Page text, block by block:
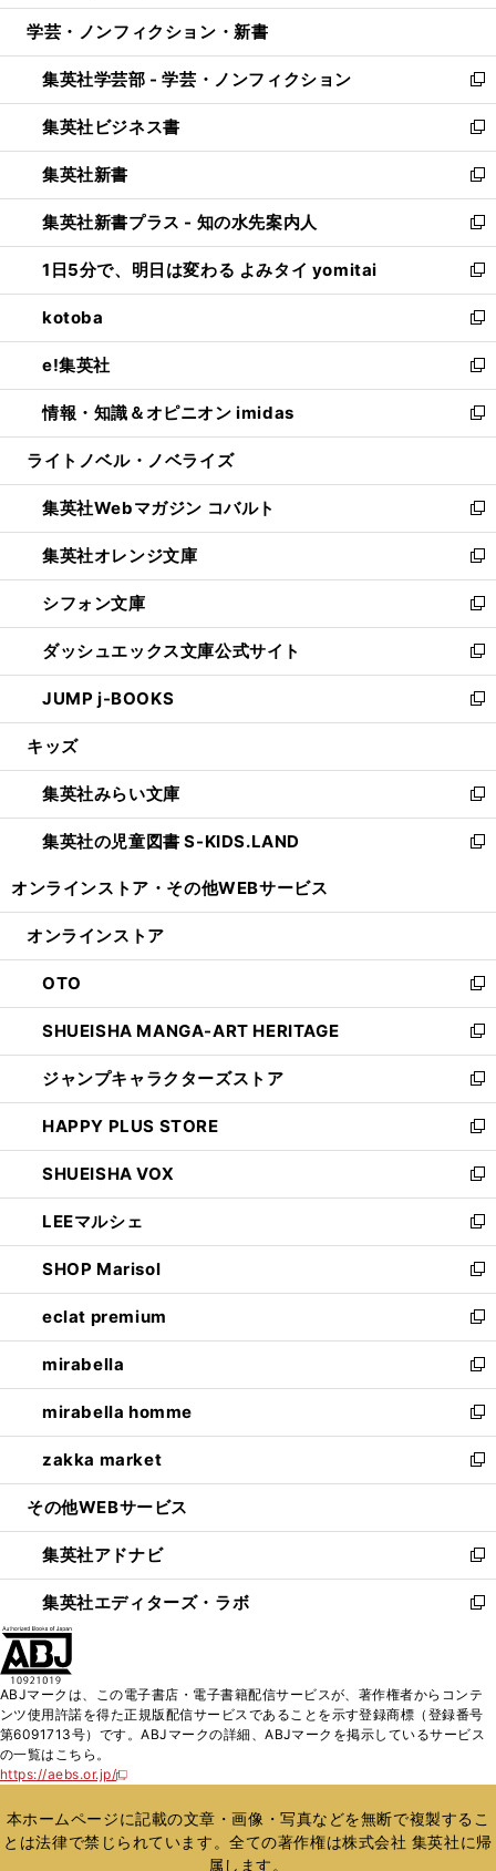
開
ウ
開
く
ン
ウ
で
開
く
ウ
ン
ド
ウ
で
開
く
し
ウ
ィ
ン
ド
ウ
で
開
く
学芸・ノンフィクション・新書
集英社学芸部 - 学芸・ノンフィクション
新
し
い
ウ
ィ
ン
ド
ウ
で
開
く
集英社ビジネス書
新
し
い
ウ
ィ
ン
ド
ウ
で
開
く
集英社新書
新
し
い
ウ
ィ
ン
ド
ウ
で
開
く
集英社新書プラス - 知の水先案内人
新
し
い
ウ
ィ
ン
ド
ウ
で
開
1日5分で、明日は変わる よみタイ yomitai
新
し
い
ウ
ィ
ン
ド
ウ
開
く
kotoba
新
し
い
ウ
ィ
ン
ウ
で
開
く
e!集英社
新
し
い
ウ
ン
ド
ウ
で
開
く
情報・知識＆オピニオン imidas
新
し
ウ
ィ
ン
ド
ウ
で
開
く
ライトノベル・ノベライズ
集英社Webマガジン コバルト
新
し
い
ウ
ィ
ン
ド
ウ
で
開
集英社オレンジ文庫
新
し
い
ウ
ィ
ン
ド
ウ
開
く
シフォン文庫
新
し
い
ウ
ィ
ン
ウ
で
開
く
ダッシュエックス文庫公式サイト
新
し
い
ウ
ン
ド
ウ
で
JUMP j-BOOKS
新
し
ウ
ィ
ン
ド
開
キッズ
集英社みらい文庫
新
し
い
ン
ウ
で
開
く
集英社の児童図書 S-KIDS.LAND
新
ウ
ン
ド
ウ
で
開
く
オンラインストア・ その他WEBサービス
オンラインストア
OTO
新
し
い
ウ
ィ
ン
ド
ウ
で
開
く
SHUEISHA MANGA-ART HERITAGE
新
し
い
ウ
ィ
ン
ド
ウ
で
開
く
ジャンプキャラクターズストア
新
し
い
ウ
ィ
ン
ド
ウ
で
開
く
HAPPY PLUS STORE
新
し
い
ウ
ィ
ン
ド
ウ
で
開
く
SHUEISHA VOX
新
し
い
ウ
ィ
ン
ド
ウ
で
開
く
LEEマルシェ
新
し
い
ウ
ィ
ン
ド
ウ
で
開
く
SHOP Marisol
新
し
い
ウ
ィ
ン
ド
ウ
で
開
eclat premium
新
し
い
ウ
ィ
ン
ド
ウ
開
く
mirabella
新
し
い
ウ
ィ
ン
ウ
で
開
く
mirabella homme
新
し
い
ウ
ン
ド
ウ
で
zakka market
新
し
ウ
ィ
ン
ド
く
その他WEBサービス
集英社アドナビ
新
し
い
ド
ウ
で
集英社エディターズ・ラボ
新
ィ
ン
ド
開
く
ABJマークは、この電子書店・電子書籍配信サービスが、著作権者からコンテ
ンツ使用許諾を得た正規版配信サービスであることを示す登録商標（登録番号
第6091713号）です。ABJマークの詳細、ABJマークを掲示しているサービス
の一覧はこちら。
https://aebs.or.jp/
新
い
ウ
ィ
本ホームページに記載の文章・画像・写真などを無断で複製するこ
とは法律で禁じられています。全ての著作権は株式会社 集英社に帰
属します。